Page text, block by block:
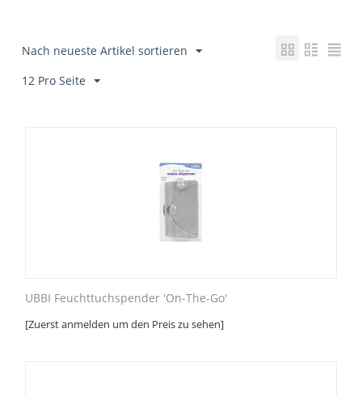
Nach neueste Artikel sortieren
12 Pro Seite
UBBI Feuchttuchspender 'On-The-Go'
[Zuerst anmelden um den Preis zu sehen]